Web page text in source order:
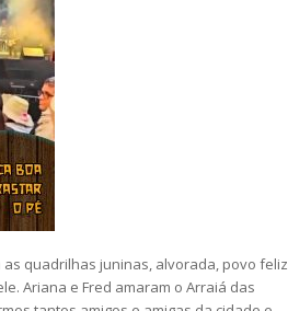
as quadrilhas juninas, alvorada, povo feliz
Ariana e Fred amaram o Arraiá das